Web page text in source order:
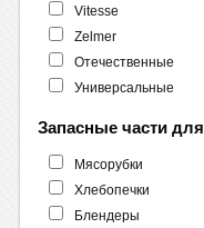
Vitesse
Zelmer
Отечественные
Универсальные
Запасные части для
Мясорубки
Хлебопечки
Блендеры